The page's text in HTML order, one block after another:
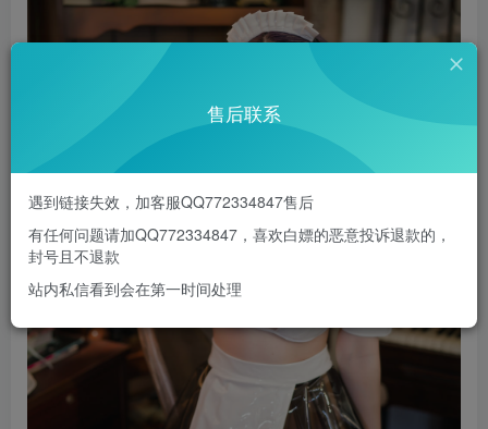
售后联系
遇到链接失效，加客服QQ772334847售后
有任何问题请加QQ772334847，喜欢白嫖的恶意投诉退款的，
封号且不退款
站内私信看到会在第一时间处理